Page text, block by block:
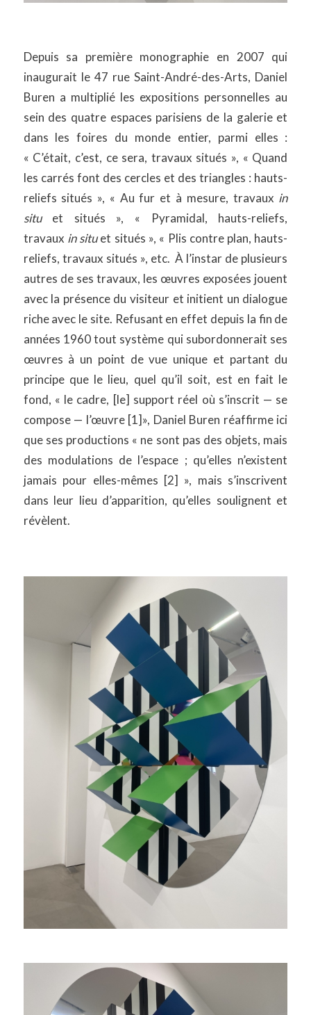
Depuis sa première monographie en 2007 qui
inaugurait le 47 rue Saint-André-des-Arts, Daniel
Buren a multiplié les expositions personnelles au
sein des quatre espaces parisiens de la galerie et
dans les foires du monde entier, parmi elles :
« C’était, c’est, ce sera, travaux situés », « Quand
les carrés font des cercles et des triangles : hauts-
reliefs situés », « Au fur et à mesure, travaux in
situet situés », « Pyramidal, hauts-reliefs,
travaux in situet situés », « Plis contre plan, hauts-
reliefs, travaux situés », etc. À l’instar de plusieurs
autres de ses travaux, les œuvres exposées jouent
avec la présence du visiteur et initient un dialogue
riche avec le site. Refusant en effet depuis la fin de
années 1960 tout système qui subordonnerait ses
œuvres à un point de vue unique et partant du
principe que le lieu, quel qu’il soit, est en fait le
fond, « le cadre, [le] support réel où s’inscrit — se
compose — l’œuvre [1]», Daniel Buren réaffirme ici
que ses productions « ne sont pas des objets, mais
des modulations de l’espace ; qu’elles n’existent
jamais pour elles-mêmes [2] », mais s’inscrivent
dans leur lieu d’apparition, qu’elles soulignent et
révèlent.